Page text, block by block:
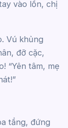
vào lồn, chị
Vú khủng
đỡ cặc,
“Yên tâm, mẹ
tầng, đứng